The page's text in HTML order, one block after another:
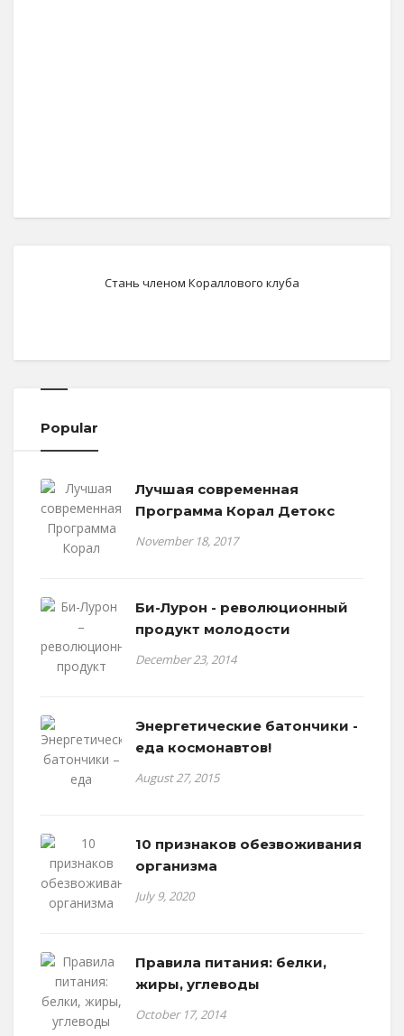
Стань членом Кораллового клуба
Popular
Лучшая современная
Программа Корал Детокс
November 18, 2017
Би-Лурон - революционный
продукт молодости
December 23, 2014
Энергетические батончики -
еда космонавтов!
August 27, 2015
10 признаков обезвоживания
организма
July 9, 2020
Правила питания: белки,
жиры, углеводы
October 17, 2014